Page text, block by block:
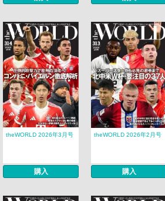
theWORLD 2026年3月号
購入
theWORLD 2026年2月号
購入